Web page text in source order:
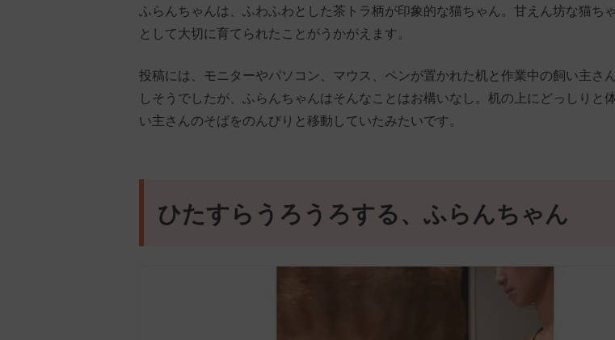
ふらんちゃんは、ふわふわとした茶トラ柄が印象的な猫ちゃん。甘えん坊な猫ち
として大切に育てられたことがうかがえます。
投稿には、モニターやパソコン、マウス、ペンが置かれた机と作業中の飼い主さ
しそうでしたが、ふらんちゃんはそんなことはお構いなし。机の上にどっしりと
い主さんのそばをのんびりと移動していたみたいです。
ひたすらうろうろする、ふらんちゃん